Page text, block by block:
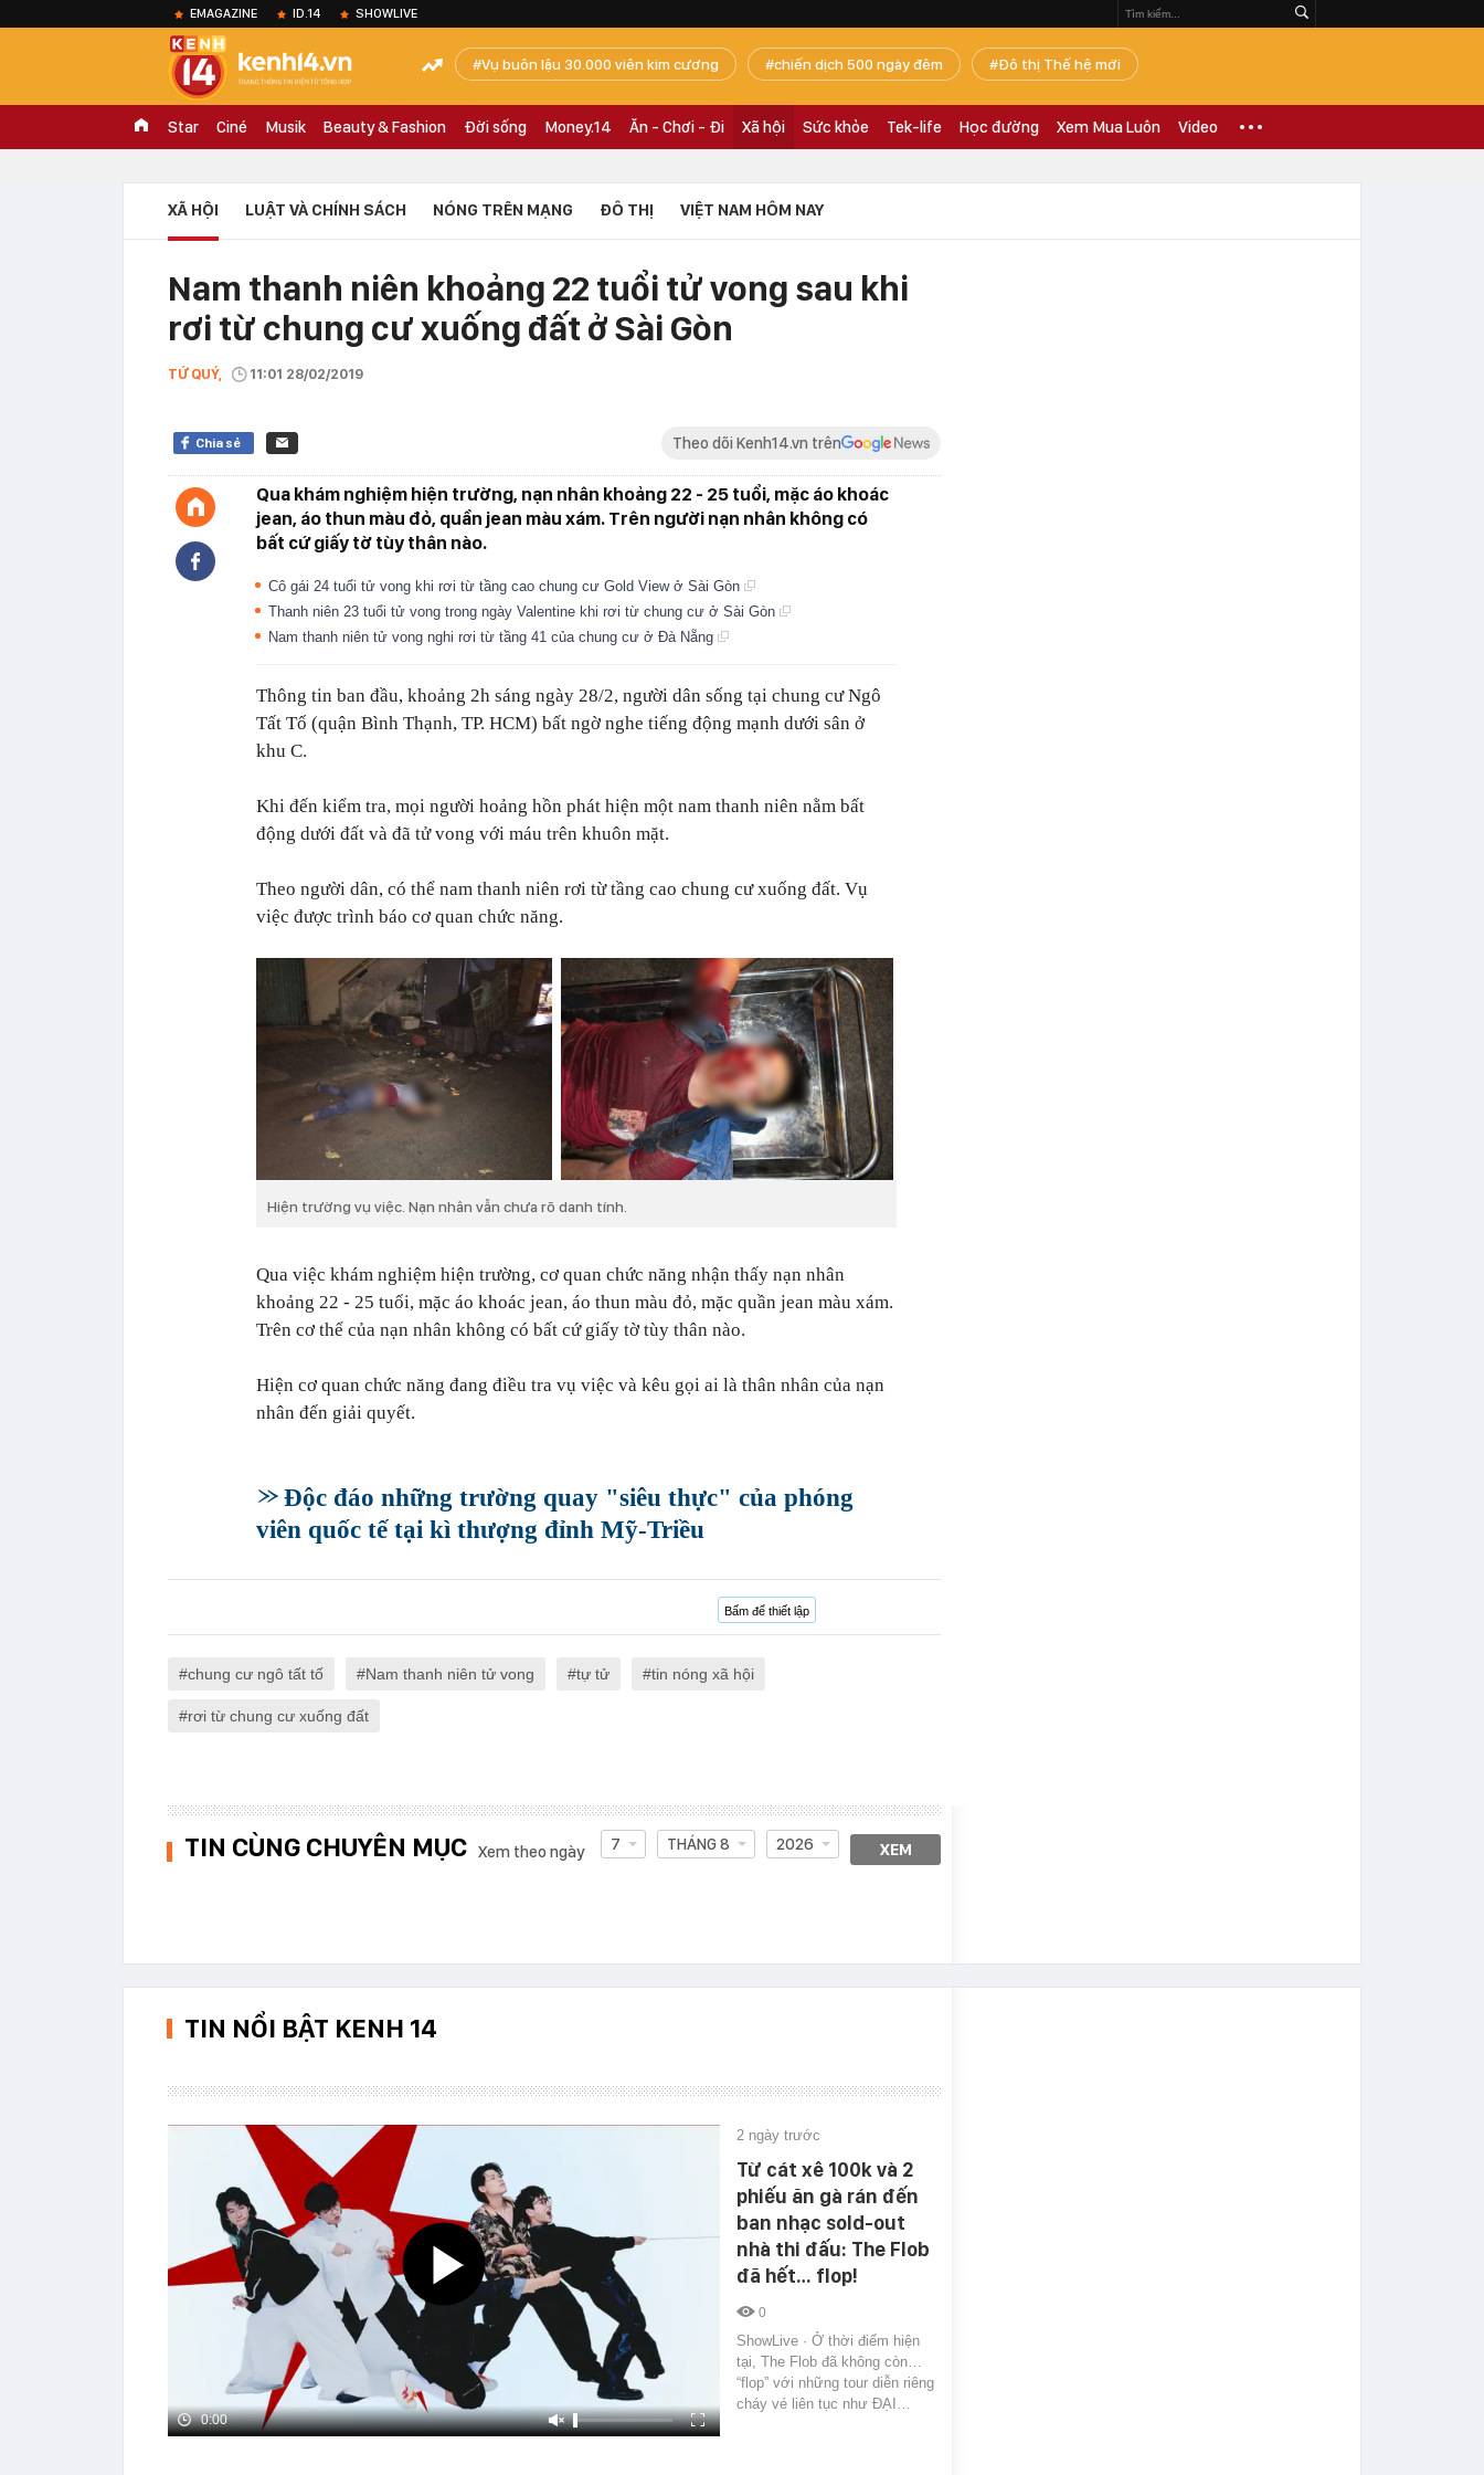
EMAGAZINE ID.14 SHOWLIVE
Vụ buôn lậu 30.000 viên kim cương chiến dịch 500 ngày đêm Đô thị Thế hệ mới
Star Ciné Musik Beauty & Fashion Đời sống Money.14 Ăn - Chơi - Đi Xã hội Sức khỏe Tek-life Học đường Xem Mua Luôn Video
XÃ HỘI LUẬT VÀ CHÍNH SÁCH NÓNG TRÊN MẠNG ĐÔ THỊ VIỆT NAM HÔM NAY
Nam thanh niên khoảng 22 tuổi tử vong sau khi
rơi từ chung cư xuống đất ở Sài Gòn
TỨ QUÝ, 11:01 28/02/2019
Chia sẻ Theo dõi Kenh14.vn trên
Qua khám nghiệm hiện trường, nạn nhân khoảng 22 - 25 tuổi, mặc áo khoác
jean, áo thun màu đỏ, quần jean màu xám. Trên người nạn nhân không có
bất cứ giấy tờ tùy thân nào.
Cô gái 24 tuổi tử vong khi rơi từ tầng cao chung cư Gold View ở Sài Gòn
Thanh niên 23 tuổi tử vong trong ngày Valentine khi rơi từ chung cư ở Sài Gòn
Nam thanh niên tử vong nghi rơi từ tầng 41 của chung cư ở Đà Nẵng
Thông tin ban đầu, khoảng 2h sáng ngày 28/2, người dân sống tại chung cư Ngô
Tất Tố (quận Bình Thạnh, TP. HCM) bất ngờ nghe tiếng động mạnh dưới sân ở
khu C.
Khi đến kiểm tra, mọi người hoảng hồn phát hiện một nam thanh niên nằm bất
động dưới đất và đã tử vong với máu trên khuôn mặt.
Theo người dân, có thể nam thanh niên rơi từ tầng cao chung cư xuống đất. Vụ
việc được trình báo cơ quan chức năng.
Hiện trường vụ việc. Nạn nhân vẫn chưa rõ danh tính.
Qua việc khám nghiệm hiện trường, cơ quan chức năng nhận thấy nạn nhân
khoảng 22 - 25 tuổi, mặc áo khoác jean, áo thun màu đỏ, mặc quần jean màu xám.
Trên cơ thể của nạn nhân không có bất cứ giấy tờ tùy thân nào.
Hiện cơ quan chức năng đang điều tra vụ việc và kêu gọi ai là thân nhân của nạn
nhân đến giải quyết.
Độc đáo những trường quay "siêu thực" của phóng
viên quốc tế tại kì thượng đỉnh Mỹ-Triều
Bấm để thiết lập
chung cư ngô tất tố Nam thanh niên tử vong tự tử tin nóng xã hội
rơi từ chung cư xuống đất
TIN CÙNG CHUYÊN MỤC Xem theo ngày 7 THÁNG 8 2026 XEM
TIN NỔI BẬT KENH 14
0:00
2 ngày trước
Từ cát xê 100k và 2
phiếu ăn gà rán đến
ban nhạc sold-out
nhà thi đấu: The Flob
đã hết… flop!
0
ShowLive · Ở thời điểm hiện
tại, The Flob đã không còn…
“flop” với những tour diễn riêng
cháy vé liên tục như ĐẠI…